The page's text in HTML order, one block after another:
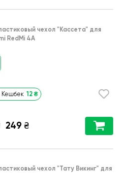
чехол "Кассета" для
RedMi 4A
Кешбек 12 ₴
249 ₴
чехол "Тату Викинг" для